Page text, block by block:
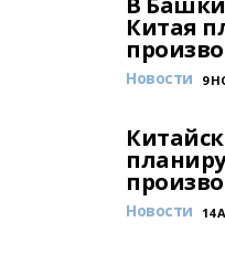
Китая
Новости 9
Новости 14